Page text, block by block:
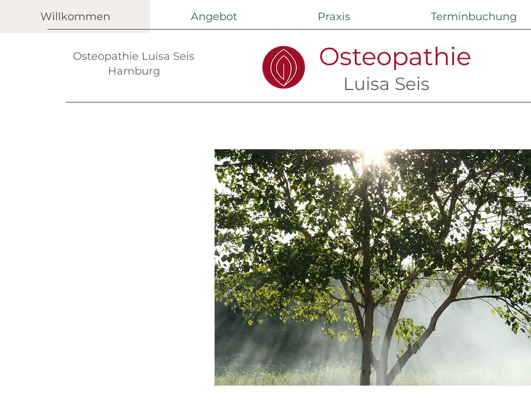
Willkommen Angebot Praxis Terminbuchung
Osteopathie Luisa Seis
Hamburg
Osteopathie
Luisa Seis